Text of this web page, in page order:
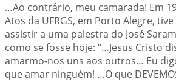
…Ao contrário, meu camarada! Em
Atos da UFRGS, em Porto Alegre,
assistir a uma palestra do José
como se fosse hoje: “…Jesus Cristo
amarmo-nos uns aos outros… Eu
que amar ninguém! …O que